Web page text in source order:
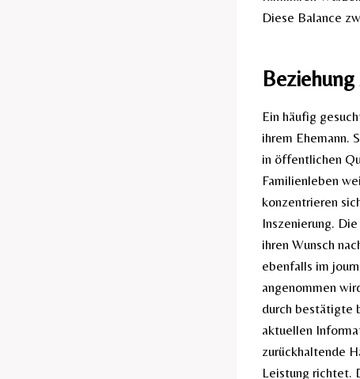
Diese Balance
Ein häufig
ihrem Ehemann.
in öffentlichen
Familienleben
konzentrieren
Inszenierung.
ihren Wunsch
ebenfalls im
angenommen
durch bestätigte
aktuellen
zurückhaltende
Leistung richtet.